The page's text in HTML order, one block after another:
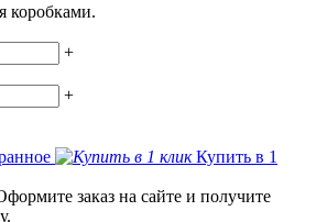
коробками.
+
+
Купить в 1
заказ на сайте и получите